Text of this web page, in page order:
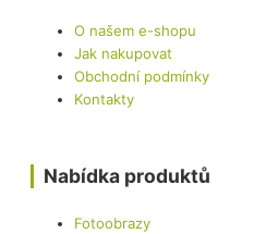
O našem e-shopu
Jak nakupovat
Obchodní podmínky
Kontakty
Nabídka produktů
Fotoobrazy